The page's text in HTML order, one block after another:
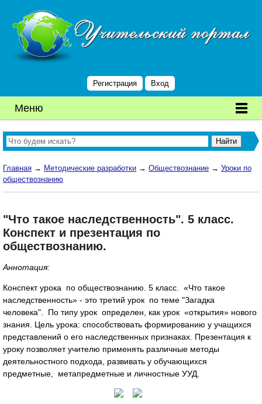
Регистрация Вход
Меню
Главная → Методические разработки → Обществознание → Уроки по
обществознанию
"Что такое наследственность". 5 класс.
Конспект и презентация по
обществознанию.
Аннотация:
Конспект урока по обществознанию. 5 класс. «Что такое
наследственность» - это третий урок по теме "Загадка
человека". По типу урок определен, как урок «открытия» нового
знания. Цель урока: способствовать формированию у учащихся
представлений о его наследственных признаках. Презентация к
уроку позволяет учителю применять различные методы
деятельностного подхода, развивать у обучающихся
предметные, метапредметные и личностные УУД.